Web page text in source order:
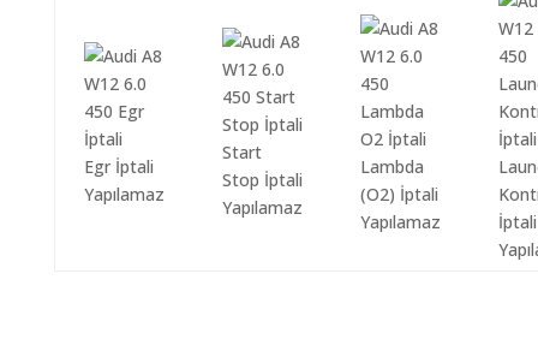
Egr İptali
Yapılamaz
Start
Stop İptali
Yapılamaz
Lambda
(O2) İptali
Yapılamaz
İptali